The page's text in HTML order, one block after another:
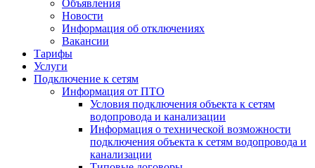
Объявления
Новости
Информация об отключениях
Вакансии
Тарифы
Услуги
Подключение к сетям
Информация от ПТО
Условия подключения объекта к сетям
водопровода и канализации
Информация о технической возможности
подключения объекта к сетям водопровода и
канализации